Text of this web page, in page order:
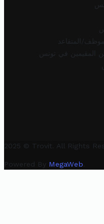
المتقاعد
المقيمين في تونس
2025 © Trovit. All Rights
Powered By MegaWeb